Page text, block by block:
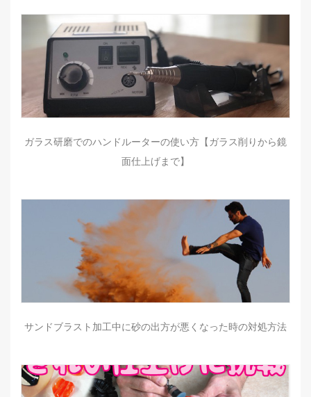
ガラス研磨でのハンドルーターの使い方【ガラス削りから鏡
面仕上げまで】
サンドブラスト加工中に砂の出方が悪くなった時の対処方法